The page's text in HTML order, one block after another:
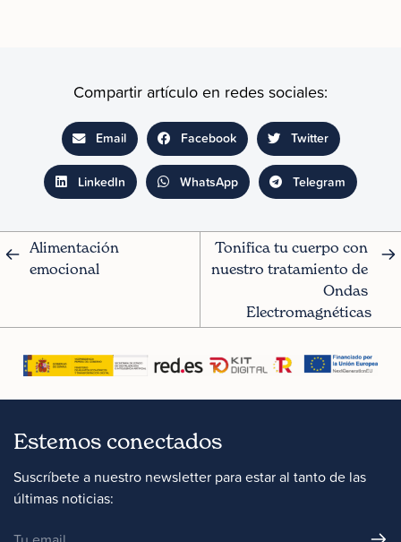
Compartir artículo en redes sociales:
Email Facebook Twitter
LinkedIn WhatsApp Telegram
Alimentación
emocional
Tonifica tu cuerpo con
nuestro tratamiento de
Ondas
Electromagnéticas
Estemos conectados
Suscríbete a nuestro newsletter para estar al tanto de las
últimas noticias: